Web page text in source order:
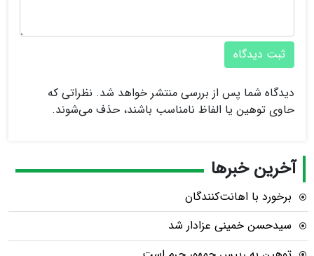
ثبت دیدگاه
دیدگاه شما پس از بررسی منتشر خواهد شد. نظراتی که
حاوی توهین یا الفاظ نامناسب باشند، حذف می‌شوند.
آخرین خبرها
برخورد با اهانت‌کنندگان
سیدحسن خمینی عزادار شد